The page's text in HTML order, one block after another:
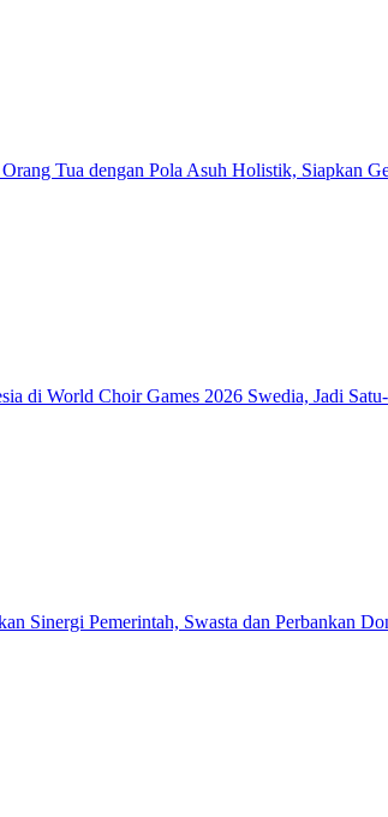
Tua dengan Pola Asuh Holistik, Siapkan
di World Choir Games 2026 Swedia, Jadi
Sinergi Pemerintah, Swasta dan Perbankan